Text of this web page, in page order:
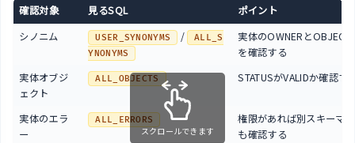
確認対象 見るSQL
ポイント
シノニム
USER_SYNONYMS /
ALL_S
YNONYMS
実体のOWNERと
を確認する
実体オブジ
ェクト
ALL_OBJECTS STATUSがVALIDか確認す
実体のエラ
ー
ALL_ERRORS
権限があれば別スキーマ
も確認する
スクロールできます